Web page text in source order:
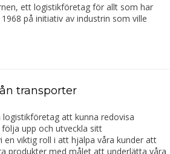
ett logistikföretag för allt som har
på initiativ av industrin som ville
transporter
att kunna redovisa
upp och utveckla sitt
viktig roll i att hjälpa våra kunder att
produkter med målet att underlätta våra